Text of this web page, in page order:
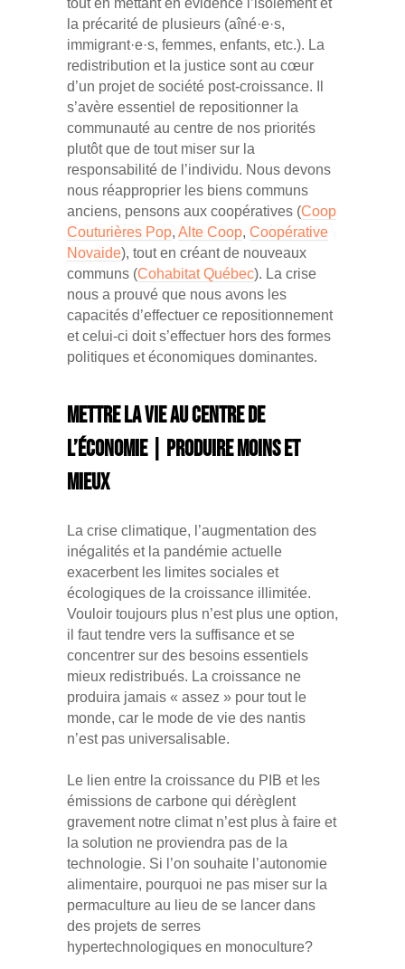
tout en mettant en évidence l’isolement et
la précarité de plusieurs (aîné·e·s,
immigrant·e·s, femmes, enfants, etc.). La
redistribution et la justice sont au cœur
d’un projet de société post-croissance. Il
s’avère essentiel de repositionner la
communauté au centre de nos priorités
plutôt que de tout miser sur la
responsabilité de l’individu. Nous devons
nous réapproprier les biens communs
anciens, pensons aux coopératives (Coop
Couturières Pop, Alte Coop, Coopérative
Novaide), tout en créant de nouveaux
communs (Cohabitat Québec). La crise
nous a prouvé que nous avons les
capacités d’effectuer ce repositionnement
et celui-ci doit s’effectuer hors des formes
politiques et économiques dominantes.
Mettre la vie au centre de
l’économie | Produire moins et
mieux
La crise climatique, l’augmentation des
inégalités et la pandémie actuelle
exacerbent les limites sociales et
écologiques de la croissance illimitée.
Vouloir toujours plus n’est plus une option,
il faut tendre vers la suffisance et se
concentrer sur des besoins essentiels
mieux redistribués. La croissance ne
produira jamais « assez » pour tout le
monde, car le mode de vie des nantis
n’est pas universalisable.
Le lien entre la croissance du PIB et les
émissions de carbone qui dérèglent
gravement notre climat n’est plus à faire et
la solution ne proviendra pas de la
technologie. Si l’on souhaite l’autonomie
alimentaire, pourquoi ne pas miser sur la
permaculture au lieu de se lancer dans
des projets de serres
hypertechnologiques en monoculture?